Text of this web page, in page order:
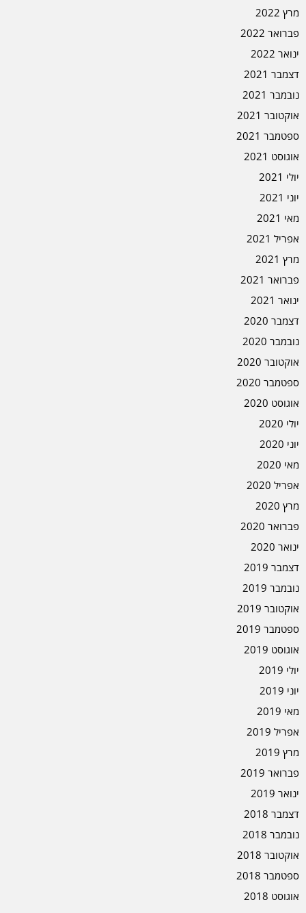
מרץ 2022
פברואר 2022
ינואר 2022
דצמבר 2021
נובמבר 2021
אוקטובר 2021
ספטמבר 2021
אוגוסט 2021
יולי 2021
יוני 2021
מאי 2021
אפריל 2021
מרץ 2021
פברואר 2021
ינואר 2021
דצמבר 2020
נובמבר 2020
אוקטובר 2020
ספטמבר 2020
אוגוסט 2020
יולי 2020
יוני 2020
מאי 2020
אפריל 2020
מרץ 2020
פברואר 2020
ינואר 2020
דצמבר 2019
נובמבר 2019
אוקטובר 2019
ספטמבר 2019
אוגוסט 2019
יולי 2019
יוני 2019
מאי 2019
אפריל 2019
מרץ 2019
פברואר 2019
ינואר 2019
דצמבר 2018
נובמבר 2018
אוקטובר 2018
ספטמבר 2018
אוגוסט 2018